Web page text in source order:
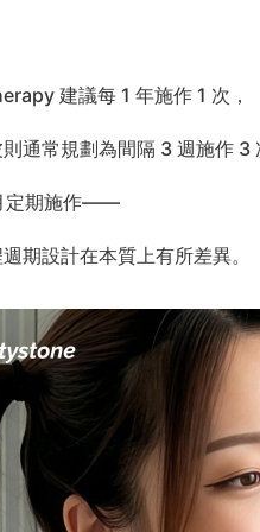
建議每 1 年施作 1 次，
通常規劃為間隔 3 週施作 3
定期施作——
期設計在本質上有所差異。